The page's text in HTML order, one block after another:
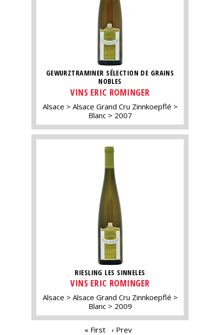
GEWURZTRAMINER SÉLECTION DE GRAINS
NOBLES
VINS ERIC ROMINGER
Alsace
Alsace Grand Cru Zinnkoepflé
Blanc
2007
RIESLING LES SINNELES
VINS ERIC ROMINGER
Alsace
Alsace Grand Cru Zinnkoepflé
Blanc
2009
« First
‹ Prev